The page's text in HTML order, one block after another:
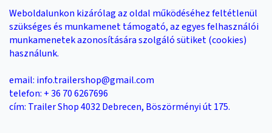
Weboldalunkon kizárólag az oldal működéséhez feltétlenül
szükséges és munkamenet támogató, az egyes felhasználói
munkamenetek azonosítására szolgáló sütiket (cookies)
használunk.
email: info.trailershop@gmail.com
telefon: + 36 70 6267696
cím: Trailer Shop 4032 Debrecen, Böszörményi út 175.
KERESÉS